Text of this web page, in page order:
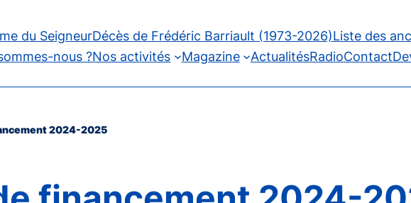
du SeigneurDécès de Frédéric Barriault (1973-2026)Liste des
nous ?Nos activités Magazine ActualitésRadioContact
2024-2025